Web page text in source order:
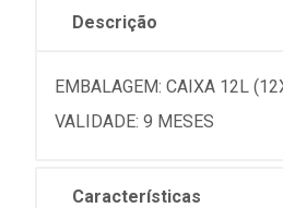
Descrição
EMBALAGEM: CAIXA 12L
VALIDADE: 9 MESES
Características